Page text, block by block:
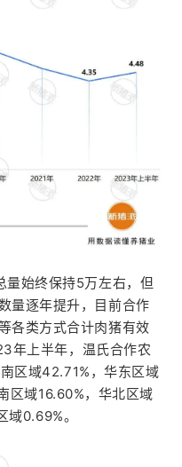
量始终保持5万左右，但
量逐年提升，目前合作
各类方式合计肉猪有效
年上半年，温氏合作农
区域42.71%，华东区域
区域16.60%，华北区域
0.69%。